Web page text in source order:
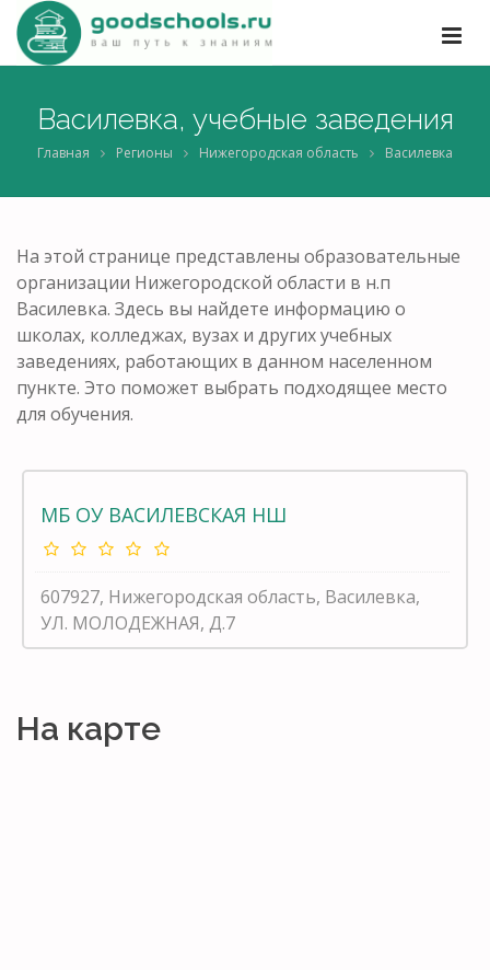
Василевка, учебные заведения
Главная Регионы Нижегородская область Василевка
На этой странице представлены образовательные
организации Нижегородской области в н.п
Василевка. Здесь вы найдете информацию о
школах, колледжах, вузах и других учебных
заведениях, работающих в данном населенном
пункте. Это поможет выбрать подходящее место
для обучения.
МБ ОУ ВАСИЛЕВСКАЯ НШ
607927, Нижегородская область, Василевка,
УЛ. МОЛОДЕЖНАЯ, Д.7
На карте